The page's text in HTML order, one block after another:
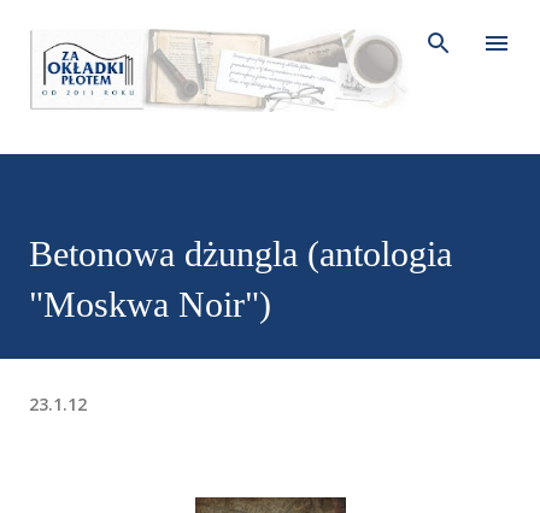
Przejdź do głównej zawartości
Betonowa dżungla (antologia
"Moskwa Noir")
23.1.12